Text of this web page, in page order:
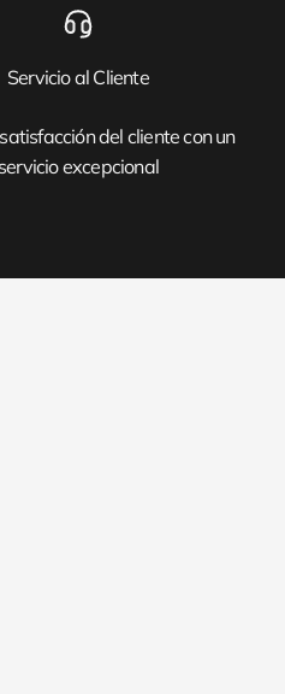
Servicio al Cliente
del cliente con un
excepcional